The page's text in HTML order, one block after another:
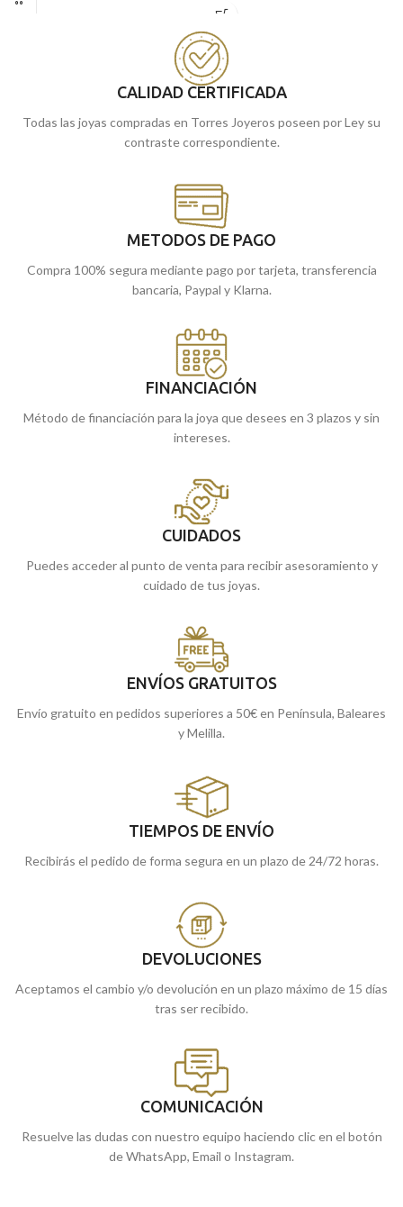
tiendas de Málaga y Melilla, o si lo
prefieres, encargarla online y te la
relieve del
realicen la primera comunión.
Puedes encontrarla en nuestras
tiendas de Málaga y Melilla, o si lo
enviamos a casa.
CALIDAD CERTIFICADA
Todas las joyas compradas en Torres Joyeros poseen por Ley su
contraste correspondiente.
METODOS DE PAGO
Compra 100% segura mediante pago por tarjeta, transferencia
bancaria, Paypal y Klarna.
FINANCIACIÓN
Método de financiación para la joya que desees en 3 plazos y sin
intereses.
CUIDADOS
Puedes acceder al punto de venta para recibir asesoramiento y
cuidado de tus joyas.
ENVÍOS GRATUITOS
Envío gratuito en pedidos superiores a 50€ en Península, Baleares
y Melilla.
TIEMPOS DE ENVÍO
Recibirás el pedido de forma segura en un plazo de 24/72 horas.
DEVOLUCIONES
Aceptamos el cambio y/o devolución en un plazo máximo de 15 días
tras ser recibido.
COMUNICACIÓN
Resuelve las dudas con nuestro equipo haciendo clic en el botón
de WhatsApp, Email o Instagram.